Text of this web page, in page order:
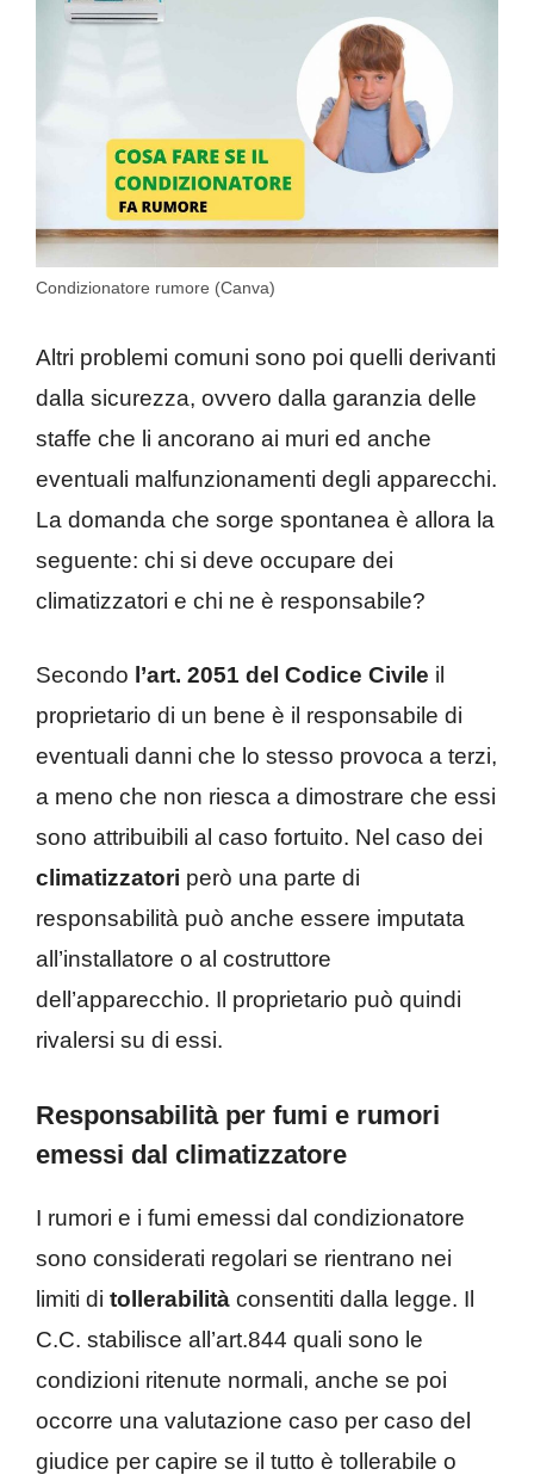
Condizionatore rumore (Canva)
Altri problemi comuni sono poi quelli derivanti
dalla sicurezza, ovvero dalla garanzia delle
staffe che li ancorano ai muri ed anche
eventuali malfunzionamenti degli apparecchi.
La domanda che sorge spontanea è allora la
seguente: chi si deve occupare dei
climatizzatori e chi ne è responsabile?
Secondo l’art. 2051 del Codice Civile il
proprietario di un bene è il responsabile di
eventuali danni che lo stesso provoca a terzi,
a meno che non riesca a dimostrare che essi
sono attribuibili al caso fortuito. Nel caso dei
climatizzatori però una parte di
responsabilità può anche essere imputata
all’installatore o al costruttore
dell’apparecchio. Il proprietario può quindi
rivalersi su di essi.
Responsabilità per fumi e rumori
emessi dal climatizzatore
I rumori e i fumi emessi dal condizionatore
sono considerati regolari se rientrano nei
limiti di tollerabilità consentiti dalla legge. Il
C.C. stabilisce all’art.844 quali sono le
condizioni ritenute normali, anche se poi
occorre una valutazione caso per caso del
giudice per capire se il tutto è tollerabile o